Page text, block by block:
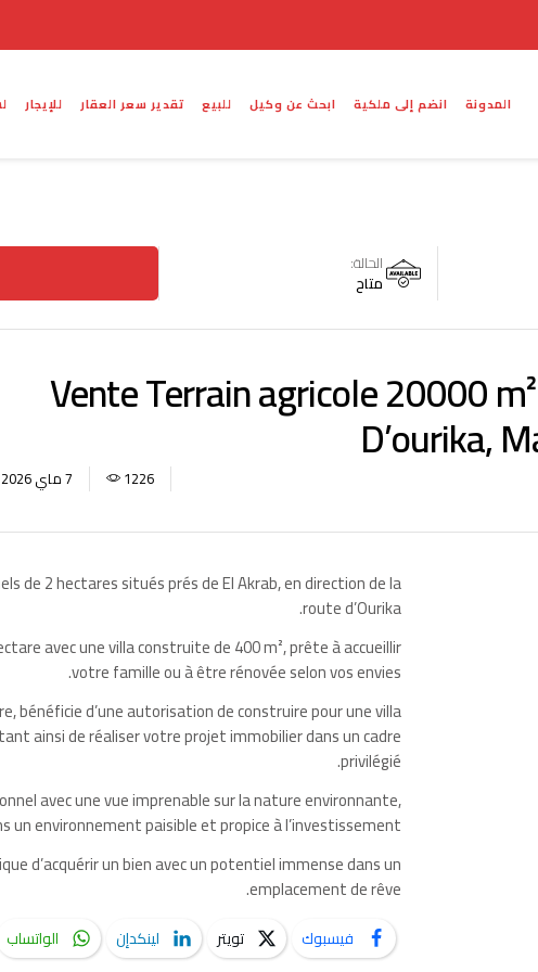
للإيجار تقدير سعر العقار للبيع ابحث عن وكيل انضم إلى ملكية المدونة
الحالة:
متاح
Vente Terrain agricole 20000
D’ourika,
7 ماي 2026 1226
de 2 hectares situés prés de El Akrab, en direction de la
route d’Ourika.
avec une villa construite de 400 m², prête à accueillir
votre famille ou à être rénovée selon vos envies.
bénéficie d’une autorisation de construire pour une villa
ainsi de réaliser votre projet immobilier dans un cadre
privilégié.
avec une vue imprenable sur la nature environnante,
un environnement paisible et propice à l’investissement.
d’acquérir un bien avec un potentiel immense dans un
emplacement de rêve.
فيسبوك تويتر لينكدإن الواتساب